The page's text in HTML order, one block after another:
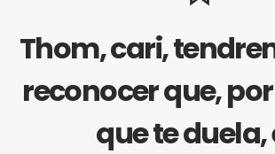
Thom, cari,
reconocer que,
que te duela,